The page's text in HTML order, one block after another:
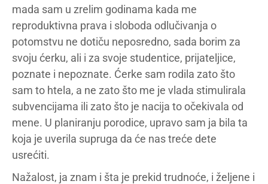
mada sam u zrelim godinama kada me
reproduktivna prava i sloboda odlučivanja o
potomstvu ne dotiču neposredno, sada borim za
svoju ćerku, ali i za svoje studentice, prijateljice,
poznate i nepoznate. Ćerke sam rodila zato što
sam to htela, a ne zato što me je vlada stimulirala
subvencijama ili zato što je nacija to očekivala od
mene. U planiranju porodice, upravo sam ja bila ta
koja je uverila supruga da će nas treće dete
usrećiti.
Nažalost, ja znam i šta je prekid trudnoće, i željene i